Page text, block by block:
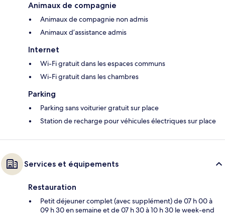
Animaux de compagnie
Animaux de compagnie non admis
Animaux d’assistance admis
Internet
Wi-Fi gratuit dans les espaces communs
Wi-Fi gratuit dans les chambres
Parking
Parking sans voiturier gratuit sur place
Station de recharge pour véhicules électriques sur place
Services et équipements
Restauration
Petit déjeuner complet (avec supplément) de 07 h 00 à
09 h 30 en semaine et de 07 h 30 à 10 h 30 le week-end